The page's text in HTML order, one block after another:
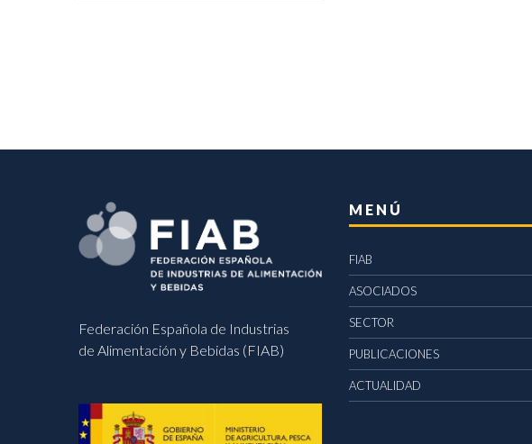
Federación Española de Industrias
de Alimentación y Bebidas (FIAB)
MENÚ
FIAB
ASOCIADOS
SECTOR
PUBLICACIONES
ACTUALIDAD